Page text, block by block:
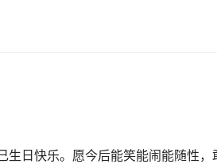
生日快乐。愿今后能笑能闹能随性，